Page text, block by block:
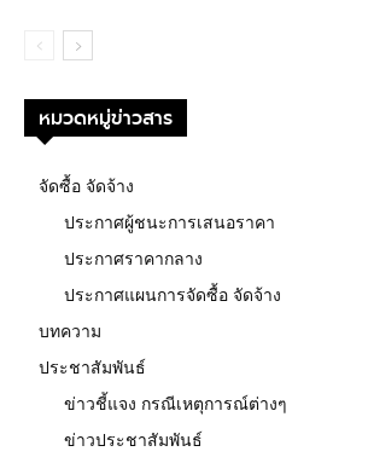
หมวดหมู่ข่าวสาร
จัดซื้อ จัดจ้าง
ประกาศผู้ชนะการเสนอราคา
ประกาศราคากลาง
ประกาศแผนการจัดซื้อ จัดจ้าง
บทความ
ประชาสัมพันธ์
ข่าวชี้แจง กรณีเหตุการณ์ต่างๆ
ข่าวประชาสัมพันธ์